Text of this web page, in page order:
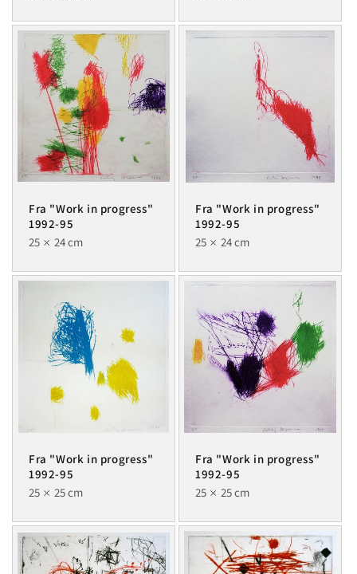
Fra "Work in progress"
1992-95
25
24 cm
Fra "Work in progress"
1992-95
25
24 cm
Fra "Work in progress"
1992-95
25
25 cm
Fra "Work in progress"
1992-95
25
25 cm